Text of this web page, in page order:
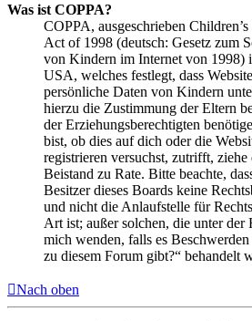
Was ist COPPA?
COPPA, ausgeschrieben
Act of 1998 (deutsch: Gesetz zum
von Kindern im Internet von 1998)
USA, welches festlegt, dass
persönliche Daten von Kindern
hierzu die Zustimmung der Eltern
der Erziehungsberechtigten
bist, ob dies auf dich oder die
registrieren versuchst, zutrifft, ziehe
Beistand zu Rate. Bitte beachte,
Besitzer dieses Boards keine
und nicht die Anlaufstelle für
Art ist; außer solchen, die unter der
mich wenden, falls es
zu diesem Forum gibt?“ behandelt
Nach oben